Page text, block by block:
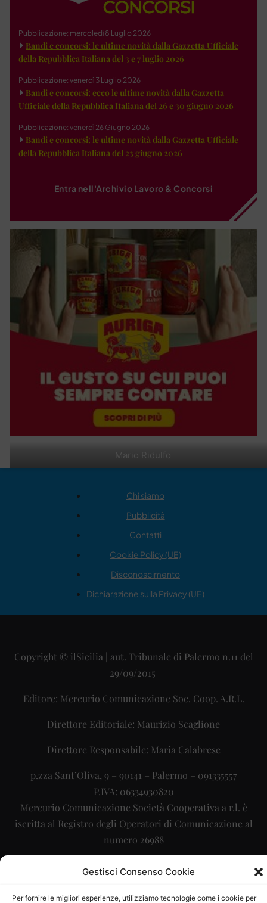
Gestisci Consenso Cookie
Per fornire le migliori esperienze, utilizziamo tecnologie come i cookie per
Mario Ridulfo
Pubblicazione: mercoledì 8 Luglio 2026
Bandi e concorsi: le ultime novità dalla Gazzetta Ufficiale
della Repubblica Italiana del 3 e 7 luglio 2026
Pubblicazione: venerdì 3 Luglio 2026
Bandi e concorsi: ecco le ultime novità dalla Gazzetta
Ufficiale della Repubblica Italiana del 26 e 30 giugno 2026
Pubblicazione: venerdì 26 Giugno 2026
Bandi e concorsi: le ultime novità dalla Gazzetta Ufficiale
della Repubblica Italiana del 23 giugno 2026
Entra nell'Archivio Lavoro & Concorsi
Chi siamo
Pubblicità
Contatti
Cookie Policy (UE)
Disconoscimento
Dichiarazione sulla Privacy (UE)
Copyright © ilSicilia | aut. Tribunale di Palermo n.11 del
29/09/2015
Editore: Mercurio Comunicazione Soc. Coop. A.R.L.
Direttore Editoriale: Maurizio Scaglione
Direttore Responsabile: Maria Calabrese
p.zza Sant’Oliva, 9 – 90141 – Palermo – 091335557
P.IVA: 06334930820
Mercurio Comunicazione Società Cooperativa a r.l. è
iscritta al Registro degli Operatori di Comunicazione al
numero 26988
Sito gestito da La Digitale srl info@ladigitale.it